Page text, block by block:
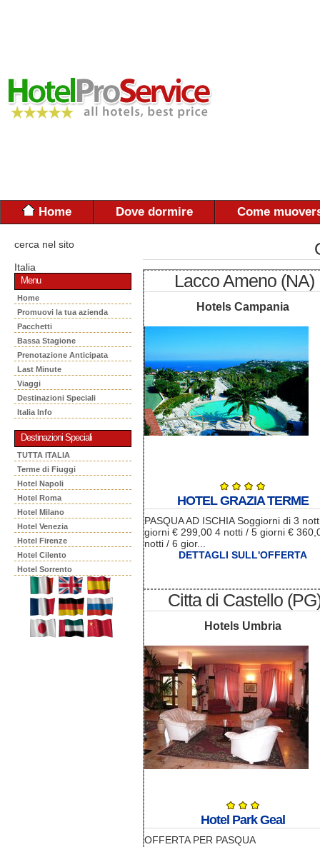
Home Dove dormire Come
cerca nel sito
Italia
Menu
Home
Promuovi la tua azienda
Pacchetti
Bassa Stagione
Prenotazione Anticipata
Last Minute
Viaggi
Destinazioni Speciali
Italia Info
Destinazioni Speciali
TUTTA ITALIA
Terme di Fiuggi
Hotel Napoli
Hotel Roma
Hotel Milano
Hotel Venezia
Hotel Firenze
Hotel Cilento
Hotel Sorrento
Lacco Ameno (NA)
Hotels Campania
HOTEL GRAZIA TERME
PASQUA AD ISCHIA Soggiorni di 3
giorni € 299,00 4 notti / 5 giorni €
notti / 6 gior...
DETTAGLI SULL'OFFERTA
Citta di Castello
Hotels Umbria
Hotel Park Geal
OFFERTA PER PASQUA